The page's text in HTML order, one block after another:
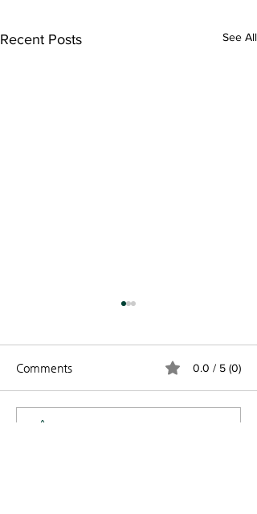
Recent Posts See All
Comments 0.0 / 5 (0)